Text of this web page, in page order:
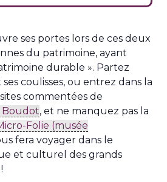
ses portes lors de ces deux
du patrimoine, ayant
durable ». Partez
coulisses, ou entrez dans la
commentées de
Boudot, et ne manquez pas la
Folie (musée
fera voyager dans le
et culturel des grands